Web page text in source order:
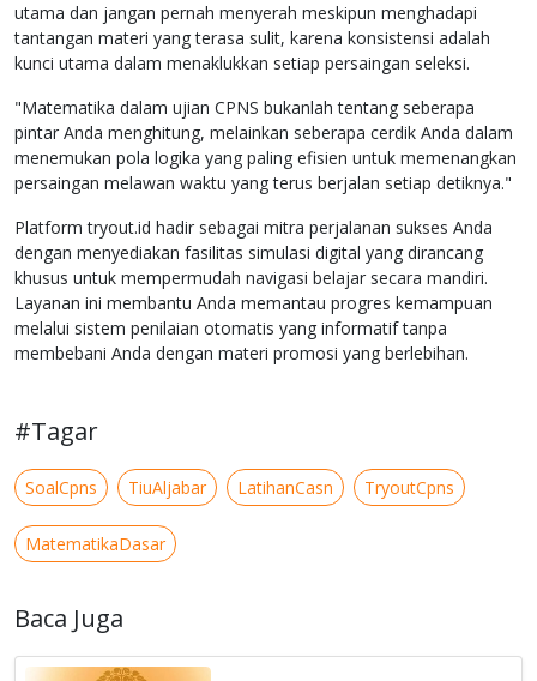
utama dan jangan pernah menyerah meskipun menghadapi
tantangan materi yang terasa sulit, karena konsistensi adalah
kunci utama dalam menaklukkan setiap persaingan seleksi.
"Matematika dalam ujian CPNS bukanlah tentang seberapa
pintar Anda menghitung, melainkan seberapa cerdik Anda dalam
menemukan pola logika yang paling efisien untuk memenangkan
persaingan melawan waktu yang terus berjalan setiap detiknya."
Platform tryout.id hadir sebagai mitra perjalanan sukses Anda
dengan menyediakan fasilitas simulasi digital yang dirancang
khusus untuk mempermudah navigasi belajar secara mandiri.
Layanan ini membantu Anda memantau progres kemampuan
melalui sistem penilaian otomatis yang informatif tanpa
membebani Anda dengan materi promosi yang berlebihan.
#Tagar
SoalCpns TiuAljabar LatihanCasn TryoutCpns
MatematikaDasar
Baca Juga